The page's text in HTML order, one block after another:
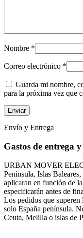
Nombre *
Correo electrónico *
Guarda mi nombre,
para la próxima vez que
Envío y Entrega
Gastos de entrega
URBAN MOVER
Península, Islas
aplicaran en función de
especificarán antes de
Los pedidos que
solo España península.
Ceuta, Melilla o islas de